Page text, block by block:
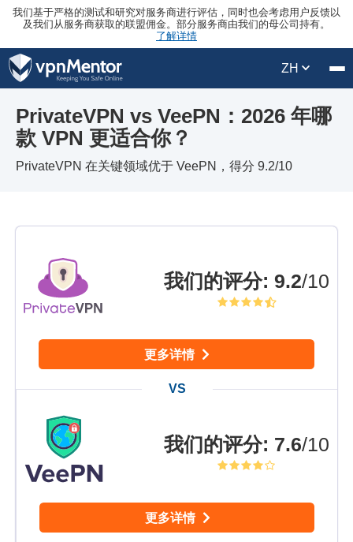
我们基于严格的测试和研究对服务商进行评估，同时也会考虑用户反馈以
及我们从服务商获取的联盟佣金。部分服务商由我们的母公司持有。
了解详情
ZH
PrivateVPN vs VeePN：2026 年哪
款 VPN 更适合你？
PrivateVPN 在关键领域优于 VeePN，得分 9.2/10
我们的评分: 9.2/10
更多详情
我们的评分: 7.6/10
更多详情